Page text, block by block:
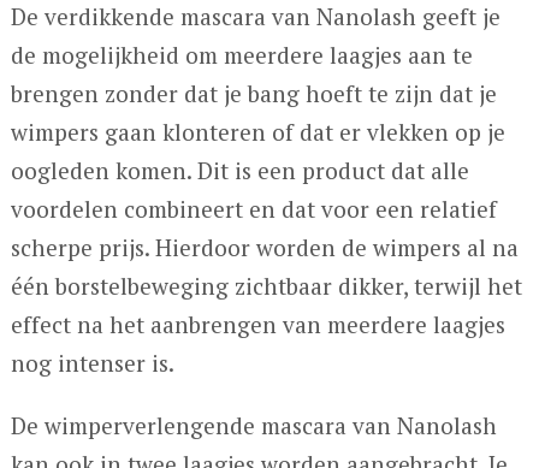
De verdikkende mascara van Nanolash geeft je
de mogelijkheid om meerdere laagjes aan te
brengen zonder dat je bang hoeft te zijn dat je
wimpers gaan klonteren of dat er vlekken op je
oogleden komen. Dit is een product dat alle
voordelen combineert en dat voor een relatief
scherpe prijs. Hierdoor worden de wimpers al na
één borstelbeweging zichtbaar dikker, terwijl het
effect na het aanbrengen van meerdere laagjes
nog intenser is.
De wimperverlengende mascara van Nanolash